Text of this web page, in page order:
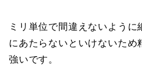
ミリ単位で間違えないように
にあたらないといけないため
強いです。